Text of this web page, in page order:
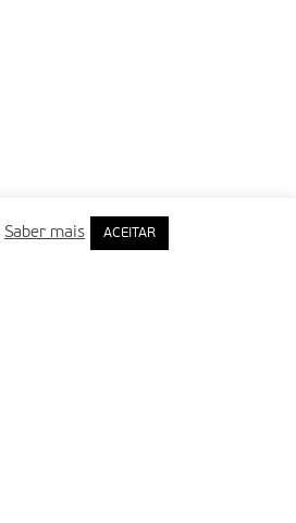
Saber mais ACEITAR